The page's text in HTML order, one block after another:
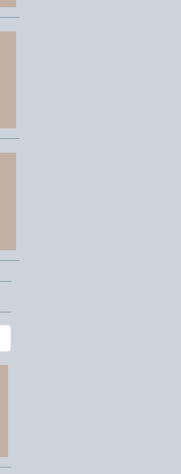
Type 2 or more characters